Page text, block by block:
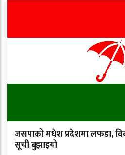
जसपाको मधेश प्रदेशमा लफडा,
सूची बुझाइयो